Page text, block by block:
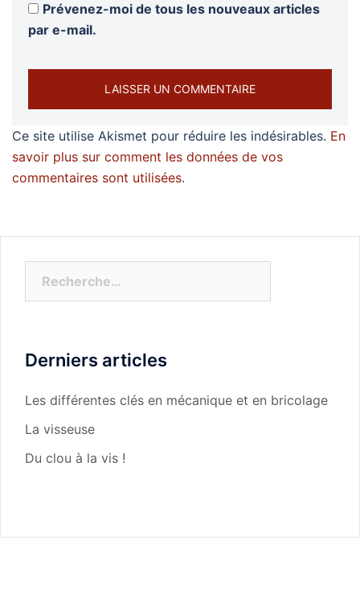
Prévenez-moi de tous les nouveaux articles
par e-mail.
Ce site utilise Akismet pour réduire les indésirables. En
savoir plus sur comment les données de vos
commentaires sont utilisées.
Derniers articles
Les différentes clés en mécanique et en bricolage
La visseuse
Du clou à la vis !